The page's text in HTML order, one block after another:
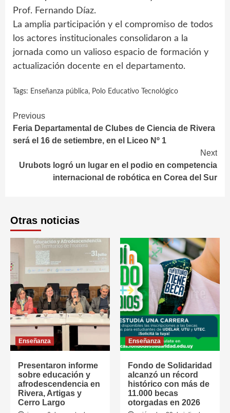
Prof. Fernando Díaz.
La amplia participación y el compromiso de todos
los actores institucionales consolidaron a la
jornada como un valioso espacio de formación y
actualización docente en el departamento.
Tags: Enseñanza pública, Polo Educativo Tecnológico
Continue
Reading
Previous
Feria Departamental de Clubes de Ciencia de Rivera
será el 16 de setiembre, en el Liceo Nº 1
Next
Urubots logró un lugar en el podio en competencia
internacional de robótica en Corea del Sur
Otras noticias
Enseñanza
Presentaron informe
sobre educación y
afrodescendencia en
Rivera, Artigas y
Cerro Largo
Enseñanza
Fondo de Solidaridad
alcanzó un récord
histórico con más de
11.000 becas
otorgadas en 2026